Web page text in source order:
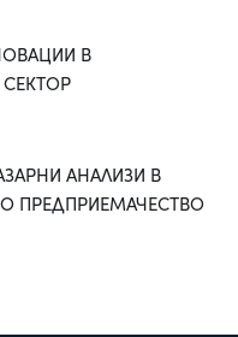
В
АНАЛИЗИ В
ПРЕДПРИЕМАЧЕСТВО